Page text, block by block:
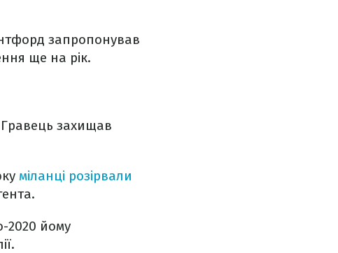
запропонував
ще на рік.
Гравець захищав
міланці розірвали
2020 йому